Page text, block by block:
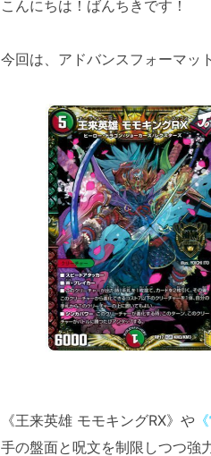
こんにちは！ばんちきです！
今回は、アドバンスフォーマッ
《王来英雄 モモキングRX》や
手の盤面と呪文を制限しつつ強